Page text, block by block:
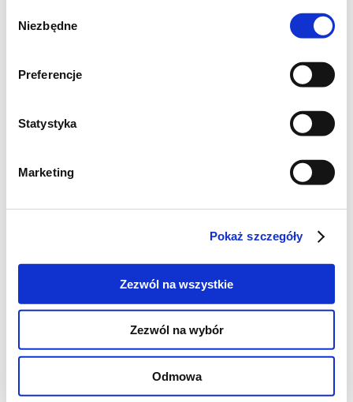
zgody
Niezbędne
Preferencje
Statystyka
Marketing
Pokaż szczegóły
Zezwól na wszystkie
Zezwól na wybór
Odmowa
Smacznego!